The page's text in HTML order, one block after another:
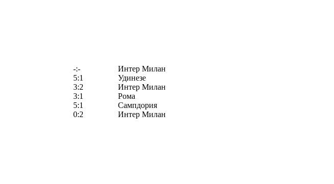
-:-
Интер Милан
5:1
Удинезе
3:2
Интер Милан
3:1
Рома
5:1
Сампдория
0:2
Интер Милан